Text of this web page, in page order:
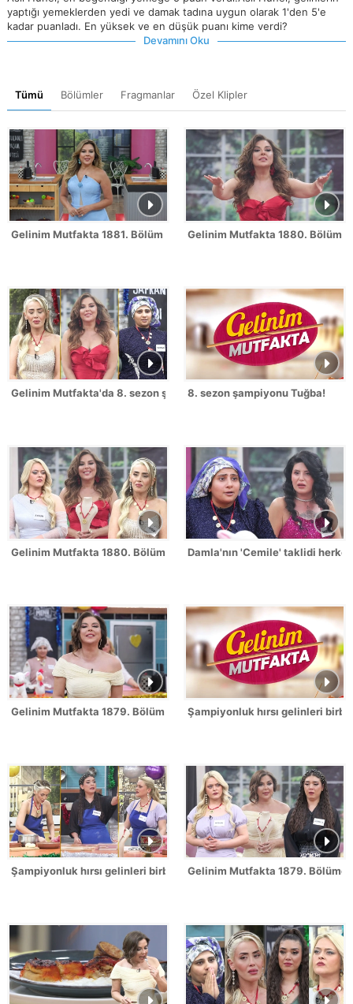
yaptığı yemeklerden yedi ve damak tadına uygun olarak 1'den 5'e
kadar puanladı. En yüksek ve en düşük puanı kime verdi?
Devamını Oku
Tümü Bölümler Fragmanlar Özel Klipler
Gelinim Mutfakta 1881. Bölüm FragmanıGelinim Mutfakta 1880. Bölüm /
Gelinim Mutfakta'da 8. sezon şampiyonu kim oldu?
8. sezon şampiyonu Tuğba!
Gelinim Mutfakta 1880. Bölümde gün birincisi kim oldu?
Damla'nın 'Cemile' taklidi
Gelinim Mutfakta 1879. Bölüm / 2 Temmuz 2026Şampiyonluk hırsı gelinleri
Şampiyonluk hırsı gelinleri birbirine düşürdü!Gelinim Mutfakta 1879.